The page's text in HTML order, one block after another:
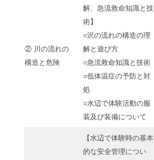
② 川の流れの
構造と危険
解、急流救命知識と技
術】
○沢の流れの構造の理
解と遊び方
○急流救命知識と技術
○低体温症の予防と対
処
○水辺で体験活動の服
装及び装備について
【水辺で体験時の基本
的な安全管理につい